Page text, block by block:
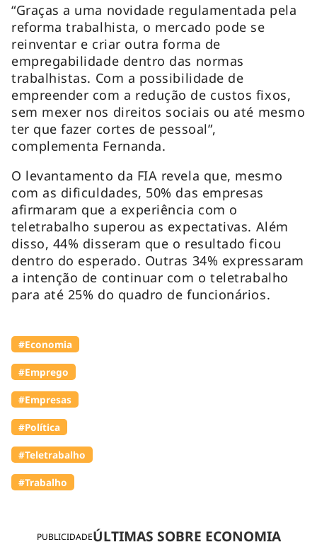
PUBLICIDADEÚLTIMAS SOBRE ECONOMIA
“Graças a uma novidade regulamentada pela
reforma trabalhista, o mercado pode se
reinventar e criar outra forma de
empregabilidade dentro das normas
trabalhistas. Com a possibilidade de
empreender com a redução de custos fixos,
sem mexer nos direitos sociais ou até mesmo
ter que fazer cortes de pessoal”,
complementa Fernanda.
O levantamento da FIA revela que, mesmo
com as dificuldades, 50% das empresas
afirmaram que a experiência com o
teletrabalho superou as expectativas. Além
disso, 44% disseram que o resultado ficou
dentro do esperado. Outras 34% expressaram
a intenção de continuar com o teletrabalho
para até 25% do quadro de funcionários.
#Economia
#Emprego
#Empresas
#Política
#Teletrabalho
#Trabalho